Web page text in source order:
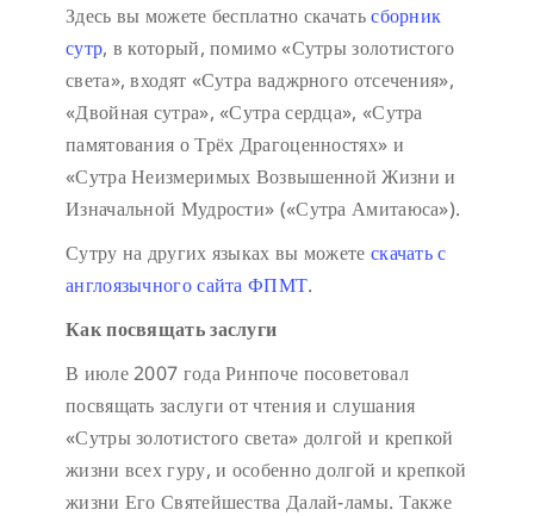
Здесь вы можете бесплатно скачатьсборник
сутр, в который, помимо «Сутры золотистого
света», входят «Сутра ваджрного отсечения»,
«Двойная сутра», «Сутра сердца», «Сутра
памятования о Трёх Драгоценностях» и
«Сутра Неизмеримых Возвышенной Жизни и
Изначальной Мудрости» («Сутра Амитаюса»).
Сутру на других языках вы можете скачать с
англоязычного сайта ФПМТ.
Как посвящать заслуги
В июле 2007 года Ринпоче посоветовал
посвящать заслуги от чтения и слушания
«Сутры золотистого света» долгой и крепкой
жизни всех гуру, и особенно долгой и крепкой
жизни Его Святейшества Далай-ламы. Также